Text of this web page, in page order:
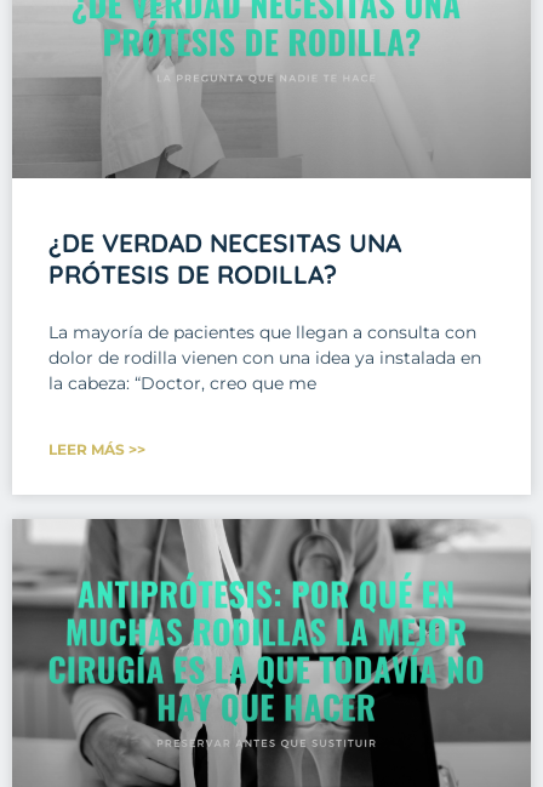
¿DE VERDAD NECESITAS UNA
PRÓTESIS DE RODILLA?
La mayoría de pacientes que llegan a consulta con
dolor de rodilla vienen con una idea ya instalada en
la cabeza: “Doctor, creo que me
LEER MÁS >>